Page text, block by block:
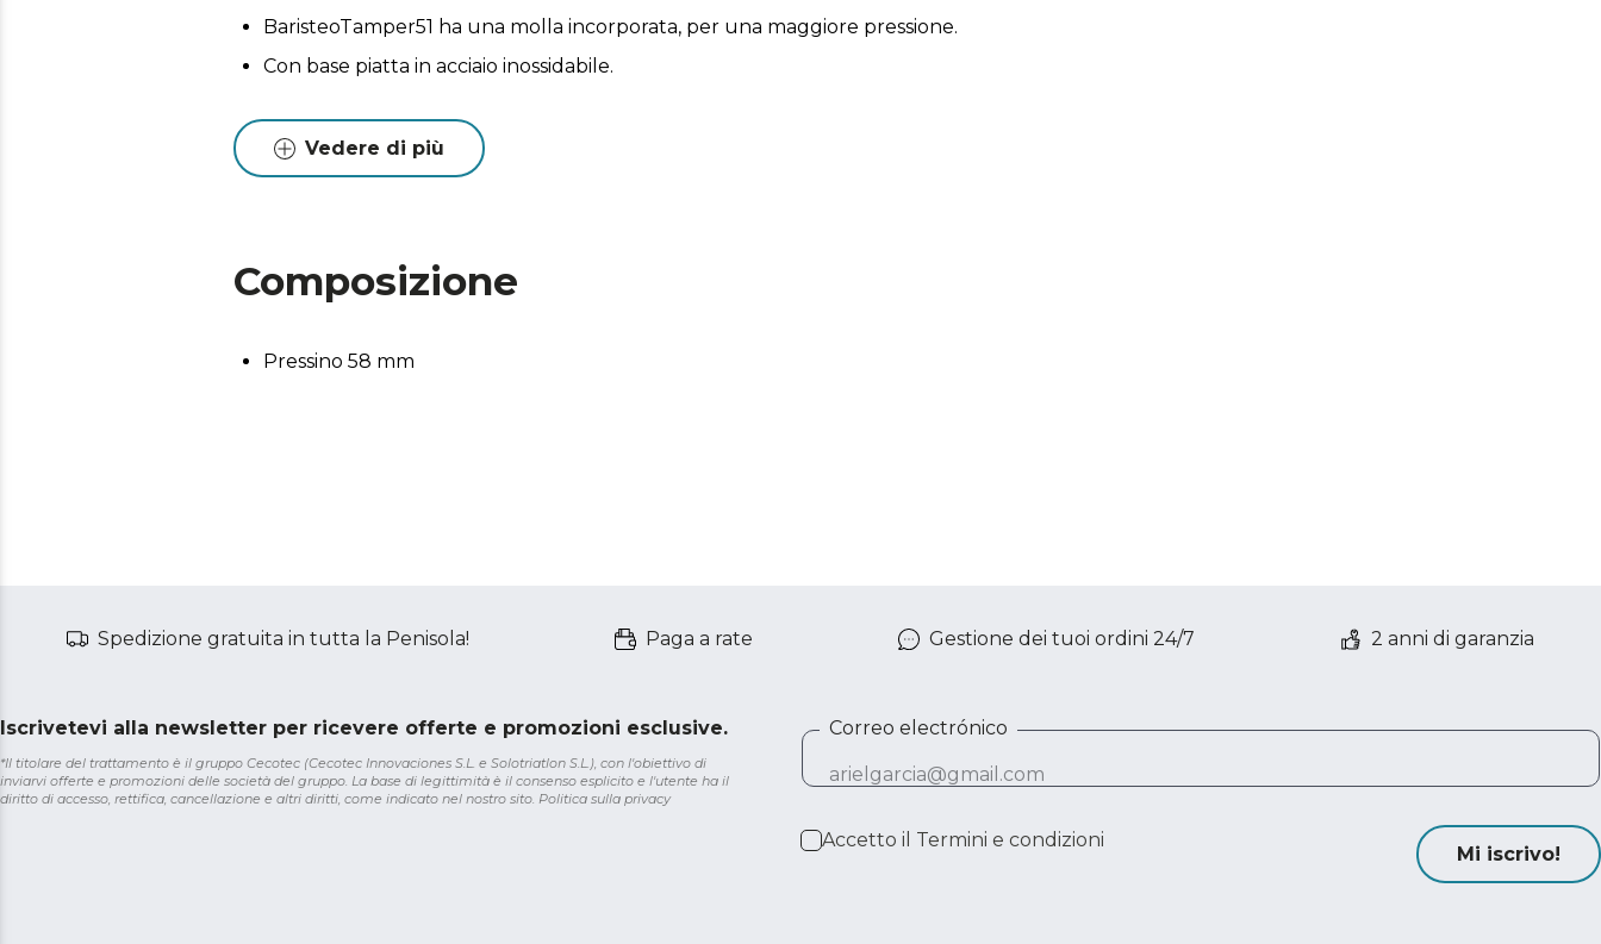
BaristeoTamper51 ha una molla incorporata, per una maggiore pressione.
Con base piatta in acciaio inossidabile.
Vedere di più
Composizione
Pressino 58 mm
Spedizione gratuita in tutta la Penisola! Paga a rate Gestione dei tuoi ordini 24/7 2 anni di garanzia
Iscrivetevi alla newsletter per ricevere offerte e promozioni esclusive.
*Il titolare del trattamento è il gruppo Cecotec (Cecotec Innovaciones S.L. e Solotriatlon S.L.), con l'obiettivo di
inviarvi offerte e promozioni delle società del gruppo. La base di legittimità è il consenso esplicito e l'utente ha il
diritto di accesso, rettifica, cancellazione e altri diritti, come indicato nel nostro sito. Politica sulla privacy
Correo electrónico
Accetto il Termini e condizioni
Mi iscrivo!